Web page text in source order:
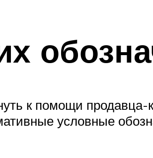
к помощи продавца-
условные